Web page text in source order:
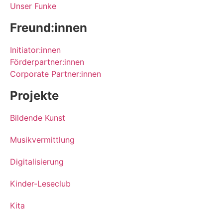
Unser Funke
Freund:innen
Initiator:innen
Förderpartner:innen
Corporate Partner:innen
Projekte
Bildende Kunst
Musikvermittlung
Digitalisierung
Kinder-Leseclub
Kita